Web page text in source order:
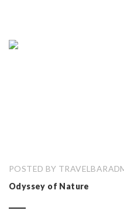
POSTED BY
Odyssey of Nature